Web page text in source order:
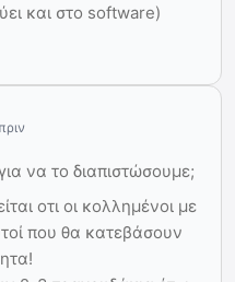
και στο software)
να το διαπιστώσουμε;
οτι οι κολλημένοι με
που θα κατεβάσουν